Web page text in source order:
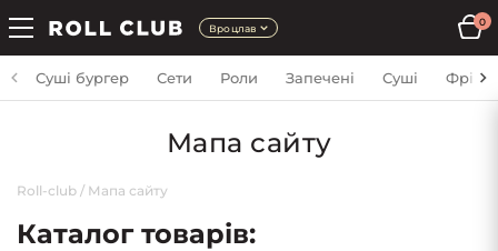
Вроцлав
0
Суші бургер Сети Роли Запечені Суші Фрі
Мапа сайту
Roll-club / Мапа сайту
Каталог товарів: